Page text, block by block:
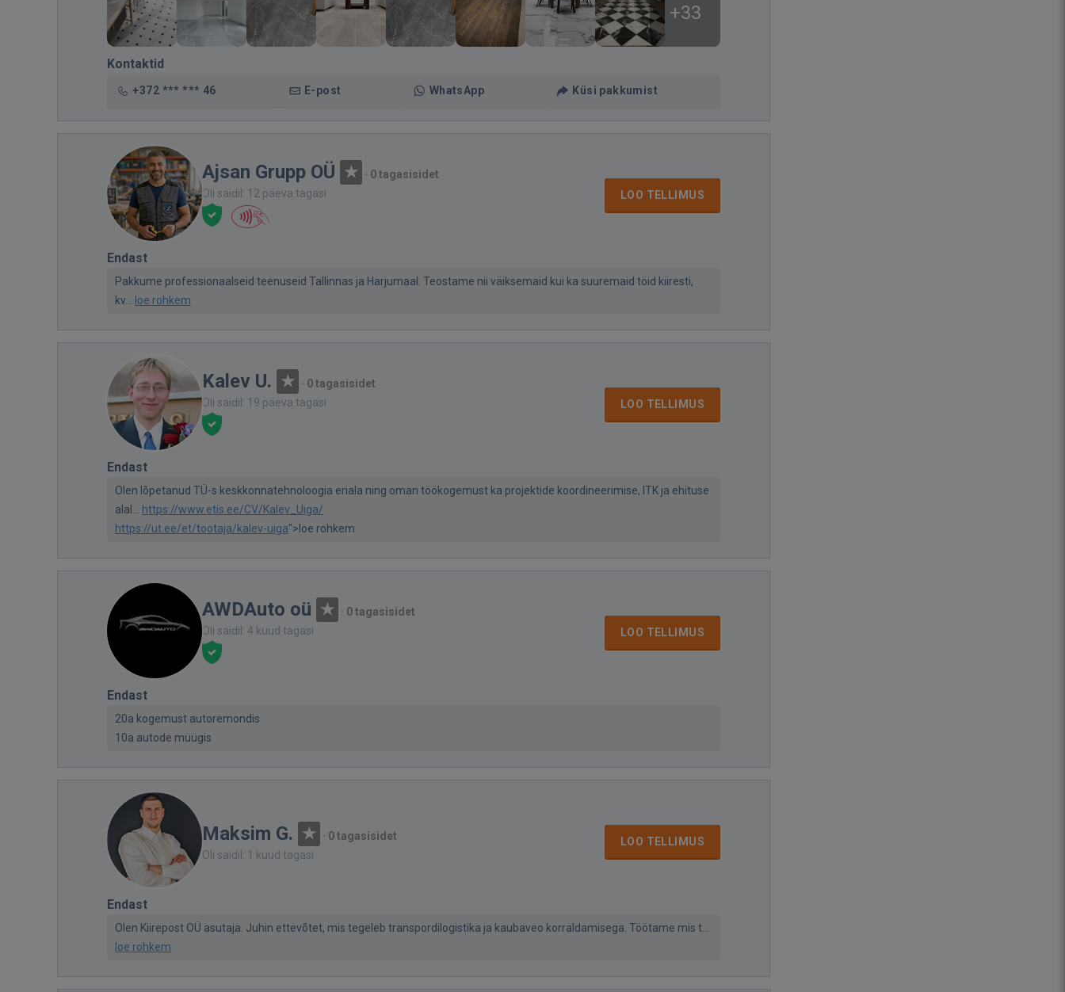
+33
Kontaktid
+372 *** *** 46 E-post WhatsApp Küsi pakkumist
Ajsan Grupp OÜ · 0 tagasisidet
Oli saidil: 12 päeva tagasi
LOO TELLIMUS
Endast
Pakkume professionaalseid teenuseid Tallinnas ja Harjumaal. Teostame nii väiksemaid kui ka suuremaid töid kiiresti,
kv...
loe rohkem
Kalev U. · 0 tagasisidet
Oli saidil: 19 päeva tagasi
LOO TELLIMUS
Endast
Olen lõpetanud TÜ-s keskkonnatehnoloogia eriala ning oman töökogemust ka projektide koordineerimise, ITK ja ehituse
alal...
https://www.etis.ee/CV/Kalev_Uiga/
https://ut.ee/et/tootaja/kalev-uiga">loe rohkem
AWDAuto oü · 0 tagasisidet
Oli saidil: 4 kuud tagasi
LOO TELLIMUS
Endast
20a kogemust autoremondis
10a autode müügis
Maksim G. · 0 tagasisidet
Oli saidil: 1 kuud tagasi
LOO TELLIMUS
Endast
Olen Kiirepost OÜ asutaja. Juhin ettevõtet, mis tegeleb transpordilogistika ja kaubaveo korraldamisega. Töötame mis t...
loe rohkem